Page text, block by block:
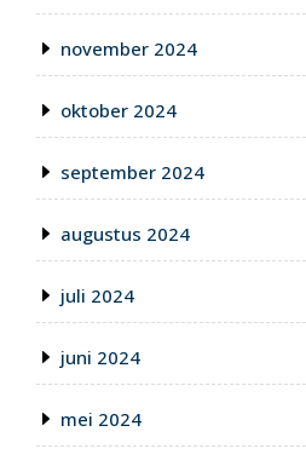
november 2024
oktober 2024
september 2024
augustus 2024
juli 2024
juni 2024
mei 2024